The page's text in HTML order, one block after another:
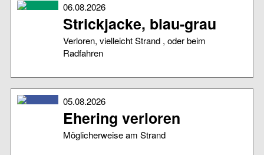
06.08.2026
Strickjacke, blau-grau
Verloren, vielleicht Strand , oder beim
Radfahren
05.08.2026
Ehering verloren
Möglicherweise am Strand